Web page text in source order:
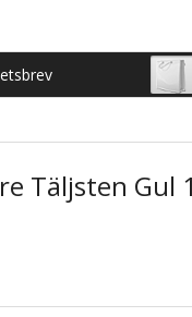
Täljsten Gul